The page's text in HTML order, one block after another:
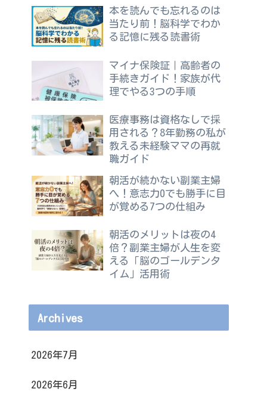
本を読んでも忘れるのは
当たり前！脳科学でわか
る記憶に残る読書術
マイナ保険証｜高齢者の
手続きガイド！家族が代
理でやる3つの手順
医療事務は資格なしで採
用される？8年勤務の私が
教える未経験ママの再就
職ガイド
朝活が続かない副業主婦
へ！意志力0でも勝手に目
が覚める7つの仕組み
朝活のメリットは夜の4
倍？副業主婦が人生を変
える「脳のゴールデンタ
イム」活用術
Archives
2026年7月
2026年6月